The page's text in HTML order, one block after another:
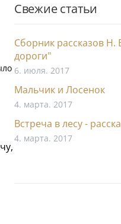
Свежие статьи
Сборник рассказов Н.
дороги"
6. июля. 2017
Мальчик и Лосенок
4. марта. 2017
Встреча в лесу -
4. марта. 2017